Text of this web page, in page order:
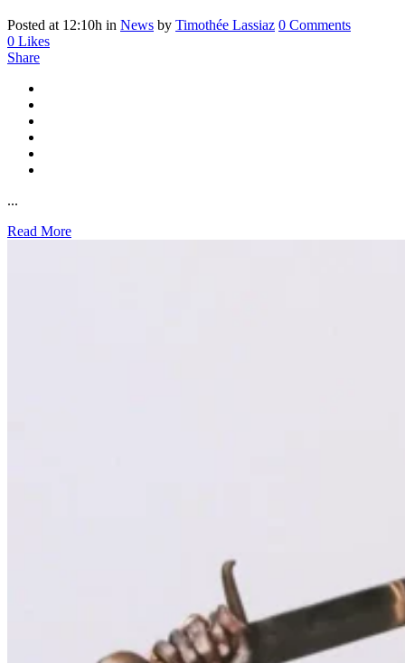
Posted at 12:10h in News by Timothée Lassiaz 0 Comments
0 Likes
Share
...
Read More